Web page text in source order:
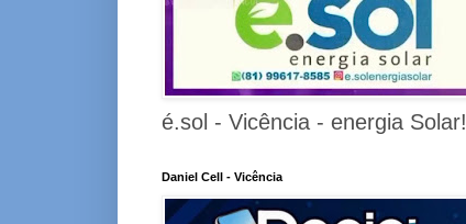
é.sol - Vicência - energia Solar!
Daniel Cell - Vicência